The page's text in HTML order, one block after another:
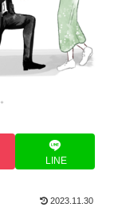
LINE
2023.11.30